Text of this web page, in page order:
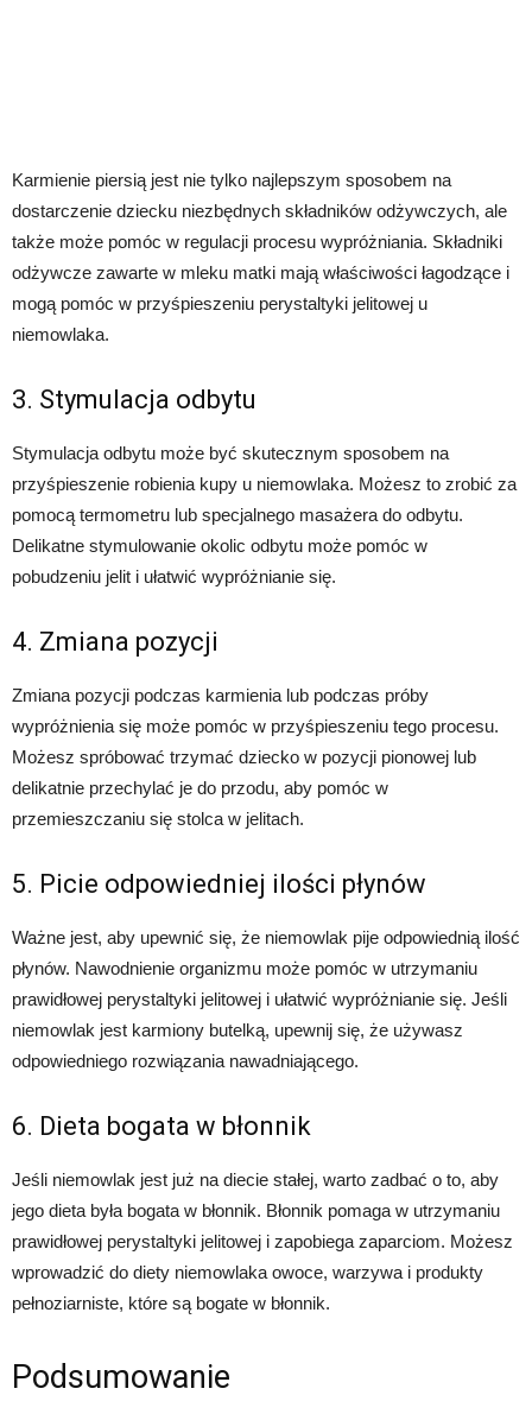
Karmienie piersią jest nie tylko najlepszym sposobem na
dostarczenie dziecku niezbędnych składników odżywczych, ale
także może pomóc w regulacji procesu wypróżniania. Składniki
odżywcze zawarte w mleku matki mają właściwości łagodzące i
mogą pomóc w przyśpieszeniu perystaltyki jelitowej u
niemowlaka.
3. Stymulacja odbytu
Stymulacja odbytu może być skutecznym sposobem na
przyśpieszenie robienia kupy u niemowlaka. Możesz to zrobić za
pomocą termometru lub specjalnego masażera do odbytu.
Delikatne stymulowanie okolic odbytu może pomóc w
pobudzeniu jelit i ułatwić wypróżnianie się.
4. Zmiana pozycji
Zmiana pozycji podczas karmienia lub podczas próby
wypróżnienia się może pomóc w przyśpieszeniu tego procesu.
Możesz spróbować trzymać dziecko w pozycji pionowej lub
delikatnie przechylać je do przodu, aby pomóc w
przemieszczaniu się stolca w jelitach.
5. Picie odpowiedniej ilości płynów
Ważne jest, aby upewnić się, że niemowlak pije odpowiednią ilość
płynów. Nawodnienie organizmu może pomóc w utrzymaniu
prawidłowej perystaltyki jelitowej i ułatwić wypróżnianie się. Jeśli
niemowlak jest karmiony butelką, upewnij się, że używasz
odpowiedniego rozwiązania nawadniającego.
6. Dieta bogata w błonnik
Jeśli niemowlak jest już na diecie stałej, warto zadbać o to, aby
jego dieta była bogata w błonnik. Błonnik pomaga w utrzymaniu
prawidłowej perystaltyki jelitowej i zapobiega zaparciom. Możesz
wprowadzić do diety niemowlaka owoce, warzywa i produkty
pełnoziarniste, które są bogate w błonnik.
Podsumowanie